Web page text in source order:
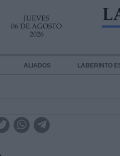
JUEVES
06 DE AGOSTO
2026
ALIADOS LABERINTO
TUS DATOS